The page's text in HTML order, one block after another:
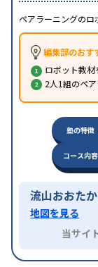
ペアラーニングの
編集部のおす
ロボット教
2人1組のペ
塾の特徴
コース内容
流山おおた
地図を見る
当サイ